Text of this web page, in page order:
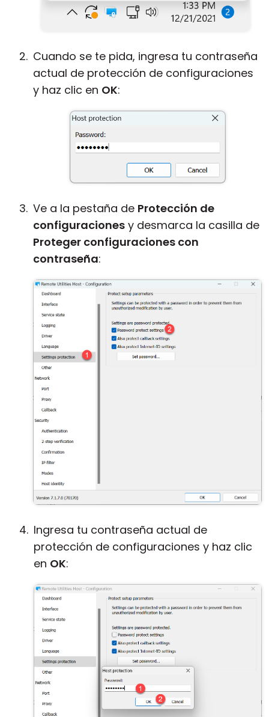
Cuando se te pida, ingresa tu contraseña
actual de protección de configuraciones
y haz clic en OK:
Ve a la pestaña de Protección de
configuraciones y desmarca la casilla de
Proteger configuraciones con
contraseña:
Ingresa tu contraseña actual de
protección de configuraciones y haz clic
en OK: